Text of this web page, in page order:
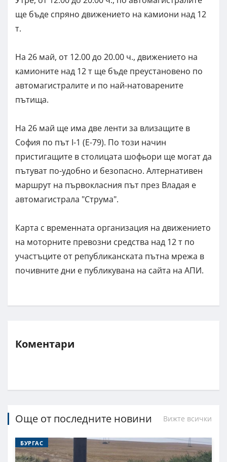
ще бъде спряно движението на камиони над 12
т.
На 26 май, от 12.00 до 20.00 ч., движението на
камионите над 12 т ще бъде преустановено по
автомагистралите и по най-натоваренитe
пътища.
На 26 май ще има две ленти за влизащите в
София по път I-1 (Е-79). По този начин
пристигащите в столицата шофьори ще могат да
пътуват по-удобно и безопасно. Алтернативен
маршрут на първокласния път през Владая е
автомагистрала "Струма".
Карта с временната организация на движението
на моторните превозни средства над 12 т по
участъците от републиканската пътна мрежа в
почивните дни е публикувана на сайта на АПИ.
Коментари
Още от последните новини Вижте всички
БУРГАС